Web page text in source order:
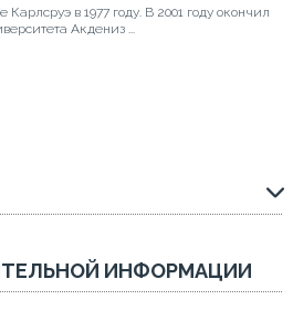
в 1977 году. В 2001 году окончил
Акдениз ...
ИНФОРМАЦИИ